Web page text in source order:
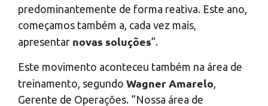
predominantemente de forma reativa. Este ano,
começamos também a, cada vez mais,
apresentar novas soluções”.
Este movimento aconteceu também na área de
treinamento, segundo Wagner Amarelo
Gerente de Operações. “Nossa área de